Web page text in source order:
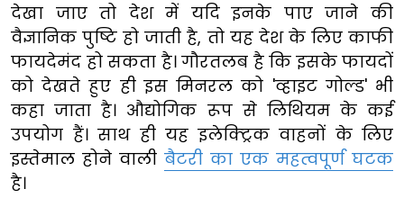
देखा जाए तो देश में यदि इनके पाए जाने की
वैज्ञानिक पुष्टि हो जाती है, तो यह देश के लिए काफी
फायदेमंद हो सकता है। गौरतलब है कि इसके फायदों
को देखते हुए ही इस मिनरल को 'व्हाइट गोल्ड' भी
कहा जाता है। औद्योगिक रूप से लिथियम के कई
उपयोग हैं। साथ ही यह इलेक्ट्रिक वाहनों के लिए
इस्तेमाल होने वाली बैटरी का एक महत्वपूर्ण घटक
है।